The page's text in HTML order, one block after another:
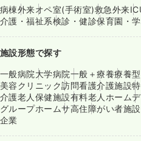
病棟外来オペ室(手術室)救急外来
介護・福祉系検診・健診保育園・
施設形態で探す
一般病院大学病院一般＋療養療養
美容クリニック訪問看護介護施設
介護老人保健施設有料老人ホーム
グループホームサ高住障がい者施設
企業